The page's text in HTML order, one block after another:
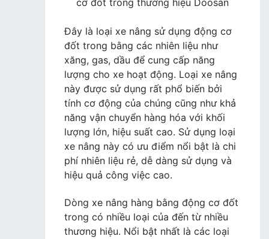
cơ đốt trong thương hiệu Doosan
Đây là loại xe nâng sử dụng động cơ
đốt trong bằng các nhiên liệu như
xăng, gas, dầu để cung cấp năng
lượng cho xe hoạt động. Loại xe nâng
này được sử dụng rất phổ biến bởi
tính cơ động của chúng cũng như khả
năng vận chuyển hàng hóa với khối
lượng lớn, hiệu suất cao. Sử dụng loại
xe nâng này có ưu điểm nổi bật là chi
phí nhiên liệu rẻ, dễ dàng sử dụng và
hiệu quả công việc cao.
Dòng xe nâng hàng bằng động cơ đốt
trong có nhiều loại của đến từ nhiều
thương hiệu. Nổi bật nhất là các loại